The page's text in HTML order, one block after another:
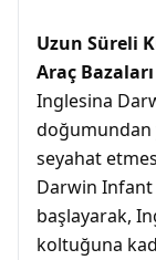
Uzun Süreli
Araç Bazaları
Inglesina
doğumundan
seyahat
Darwin
başlayarak,
koltuğuna